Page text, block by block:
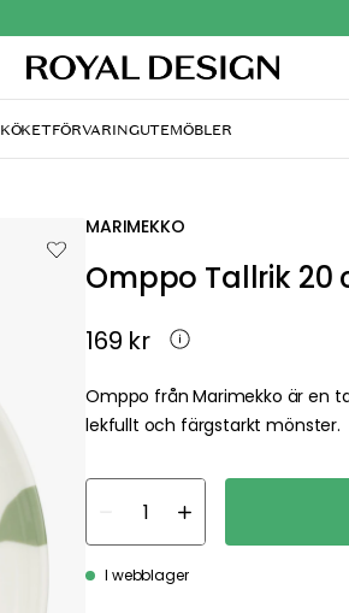
KÖKETFÖRVARINGUTEMÖBLER
MARIMEKKO
Omppo Tallrik 20
169 kr
Omppo från Marimekko är en
lekfullt och färgstarkt mönster.
I webblager